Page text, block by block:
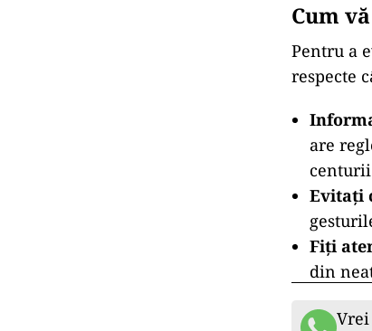
Cum
Pentru a
respecte
are
Evitați
Fiți
din